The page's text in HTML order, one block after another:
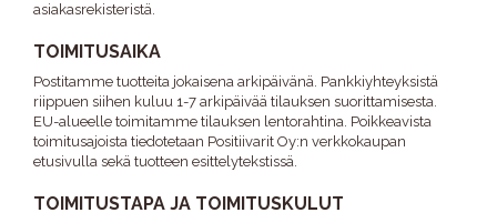
asiakasrekisteristä.
TOIMITUSAIKA
Postitamme tuotteita jokaisena arkipäivänä. Pankkiyhteyksistä
riippuen siihen kuluu 1-7 arkipäivää tilauksen suorittamisesta.
EU-alueelle toimitamme tilauksen lentorahtina. Poikkeavista
toimitusajoista tiedotetaan Positiivarit Oy:n verkkokaupan
etusivulla sekä tuotteen esittelytekstissä.
TOIMITUSTAPA JA TOIMITUSKULUT